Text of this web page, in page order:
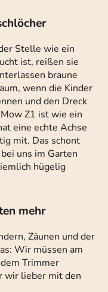
Stelle wie ein
ist, reißen sie
braune
wenn die Kinder
und den Dreck
Z1 ist wie ein
eine echte Achse
mit. Das schont
uns im Garten
hügelig
mehr
Zäunen und der
Wir müssen am
Trimmer
wir lieber mit den